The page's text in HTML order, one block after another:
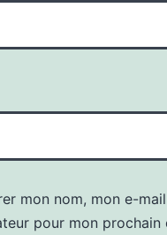
mon nom, mon e-
pour mon prochain